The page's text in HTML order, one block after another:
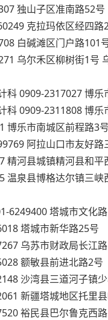
独山子区准南路52
克拉玛依区经四路
白碱滩区门户路101
乌尔禾区柳树街1号
科 0909-2317027 博
科 0909-2311808 博
博乐市南城区前程路3号
阿拉山口市友好路
精河县城镇精河县和平
温泉县博格达尔镇三峡
6249400 塔城市文化
塔城市新华路25号
乌苏市财政局长江
额敏县前进北路2号
沙湾县三道河子镇
新疆塔城地区托里
裕民县巴尔鲁克西